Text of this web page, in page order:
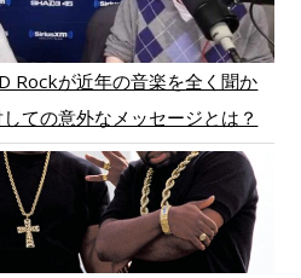
Rockが近年の音楽を全く聞か
ての意外なメッセージとは？